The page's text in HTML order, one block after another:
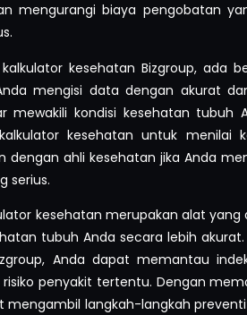
mengurangi biaya pengobatan
kesehatan Bizgroup, ada
mengisi data dengan akurat
mewakili kondisi kesehatan tubuh
kesehatan untuk menilai
dengan ahli kesehatan jika Anda
serius.
kesehatan merupakan alat
tubuh Anda secara lebih
Anda dapat memantau
penyakit tertentu. Dengan
mengambil langkah-langkah